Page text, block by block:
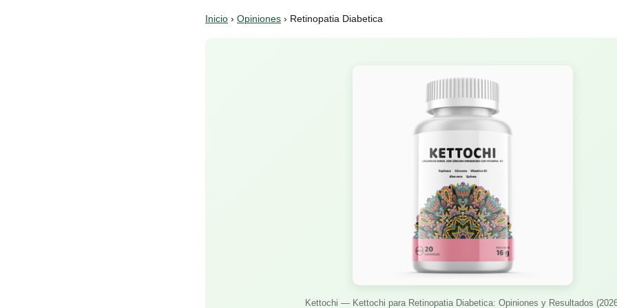
Inicio › Opiniones › Retinopatia Diabetica
Kettochi — Kettochi para Retinopatia Diabetica: Opiniones y Resultados